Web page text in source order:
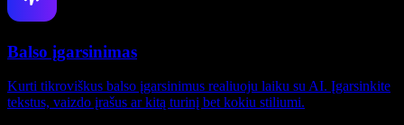
Balso įgarsinimas
Kurti tikroviškus balso įgarsinimus realiuoju laiku su AI. Įgarsinkite
tekstus, vaizdo įrašus ar kitą turinį bet kokiu stiliumi.